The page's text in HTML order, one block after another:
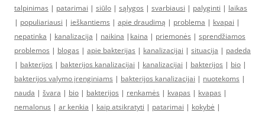
talpinimas | patarimai | siūlo | sąlygos | svarbiausi | palyginti | laikas
| populiariausi | ieškantiems | apie draudimą | problema | kvapai |
nepatinka | kanalizacija | naikina | kaina | priemonės | sprendžiamos
problemos | blogas | apie bakterijas | kanalizacijai | situacija | padeda
| bakterijos | bakterijos kanalizacijai | kanalizacijai | bakterijos | bio |
bakterijos valymo įrenginiams | bakterijos kanalizacijai | nuotekoms |
nauda | švara | bio | bakterijos | renkamės | kvapas | kvapas |
nemalonus | ar kenkia | kaip atsikratyti | patarimai | kokybė |